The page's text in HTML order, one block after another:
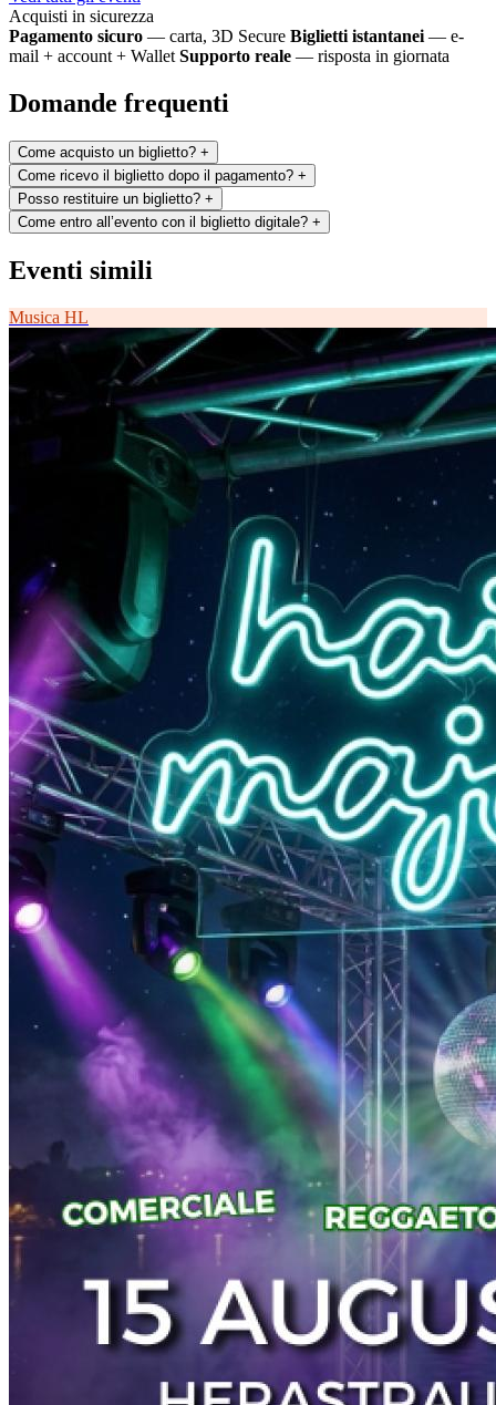
Acquisti in sicurezza
Pagamento sicuro — carta, 3D Secure Biglietti istantanei— e-
mail + account + Wallet Supporto reale — risposta in giornata
Domande frequenti
Come acquisto un biglietto? +
Come ricevo il biglietto dopo il pagamento? +
Posso restituire un biglietto? +
Come entro all’evento con il biglietto digitale? +
Eventi simili
Musica HL